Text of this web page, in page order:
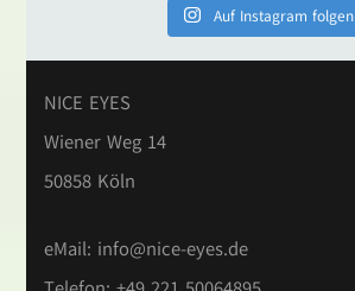
Auf Instagram folgen
NICE EYES
Wiener Weg 14
50858 Köln
eMail: info@nice-eyes.de